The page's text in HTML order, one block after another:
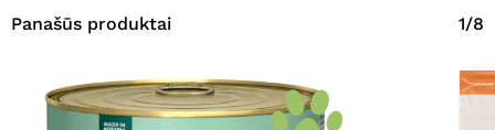
Panašūs produktai 1/8